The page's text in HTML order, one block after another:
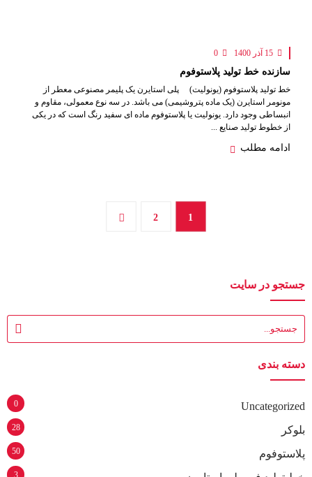
سازنده خط تولید پلاستوفوم
خط تولید پلاستوفوم (یونولیت) پلی استایرن یک پلیمر مصنوعی معطر از
مونومر استایرن (یک ماده پتروشیمی) می باشد. در سه نوع معمولی، مقاوم و
انبساطی وجود دارد. یونولیت یا پلاستوفوم ماده ای سفید رنگ است که در یکی
از خطوط تولید صنایع ...
ادامه مطلب
1
2
جستجو در سایت
دسته بندی
Uncategorized
0
بلوکر 28
پلاستوفوم 50
3